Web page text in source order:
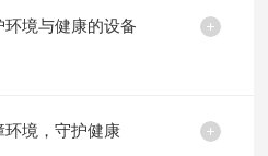
境与健康的设备
环境，守护健康